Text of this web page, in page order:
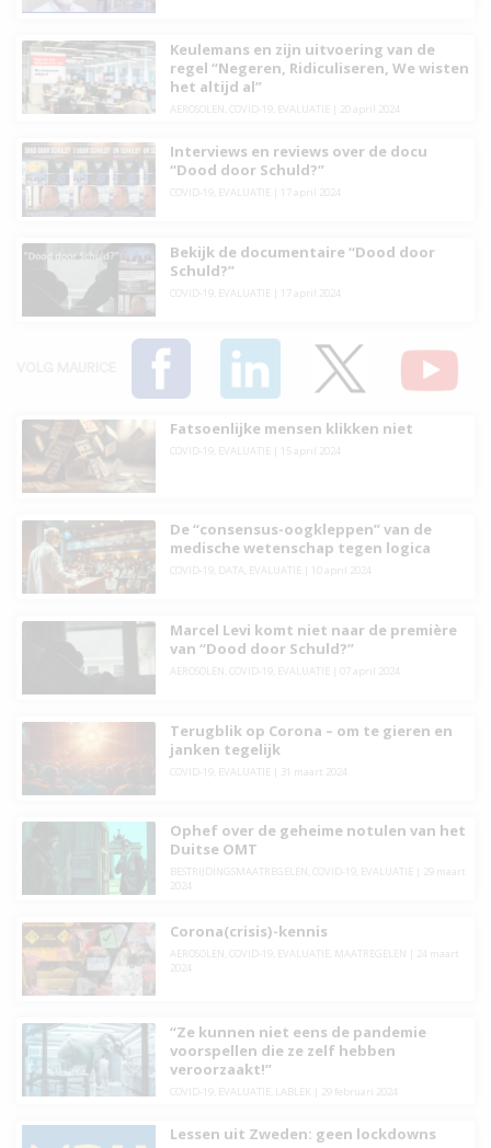
Keulemans en zijn uitvoering van de
regel “Negeren, Ridiculiseren, We wisten
het altijd al”
AEROSOLEN COVID-19, EVALUATIE 20 april 2024
Interviews en reviews over de docu
“Dood door Schuld?”
COVID-19, EVALUATIE 17 april 2024
Bekijk de documentaire “Dood door
Schuld?”
COVID-19, EVALUATIE 17 april 2024
Fatsoenlijke mensen klikken niet
COVID-19, EVALUATIE 15 april 2024
De “consensus-oogkleppen” van de
medische wetenschap tegen logica
COVID-19, DATA EVALUATIE 10 april 2024
Marcel Levi komt niet naar de première
van “Dood door Schuld?”
AEROSOLEN COVID-19, EVALUATIE 07 april 2024
Terugblik op Corona – om te gieren en
janken tegelijk
COVID-19, EVALUATIE 31 maart 2024
Ophef over de geheime notulen van het
Duitse OMT
BESTRIJDINGSMAATREGELEN COVID-19, EVALUATIE
29 maart
2024
Corona(crisis)-kennis
AEROSOLEN COVID-19, EVALUATIE MAATREGELEN
24 maart
2024
“Ze kunnen niet eens de pandemie
voorspellen die ze zelf hebben
veroorzaakt!”
COVID-19, EVALUATIE LABLEK 29 februari 2024
Lessen uit Zweden: geen lockdowns